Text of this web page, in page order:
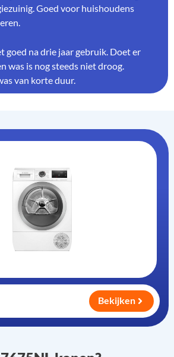
Goed voor huishoudens
goed na drie jaar gebruik. Doet er
was is nog steeds niet droog.
van korte duur.
Bekijken